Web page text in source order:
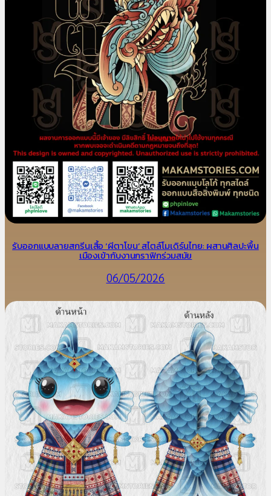
รับออกแบบลายสกรีนเสื้อ ‘ผีตาโขน’ สไตล์โมเดิร์นไทย: ผสานศิลปะพื้น
เมืองเข้ากับงานกราฟิกร่วมสมัย
06/05/2026